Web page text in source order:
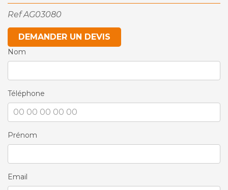
Ref AG03080
DEMANDER UN DEVIS
Nom
Téléphone
Prénom
Email